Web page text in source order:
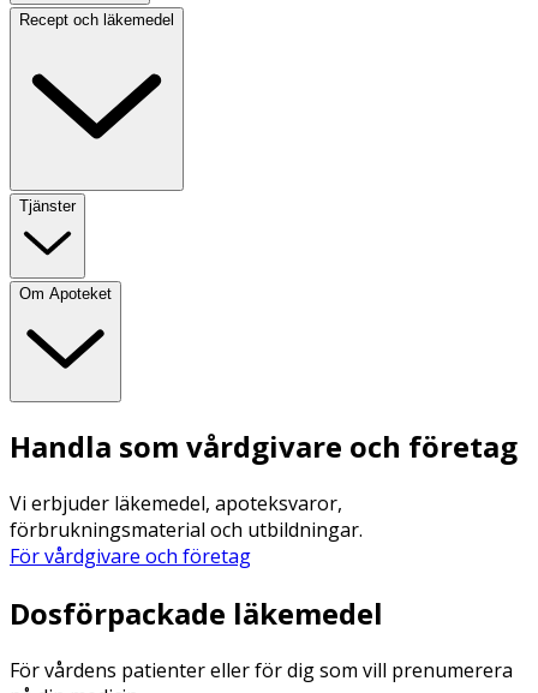
Recept och läkemedel
Tjänster
Om Apoteket
Handla som vårdgivare och företag
Vi erbjuder läkemedel, apoteksvaror,
förbrukningsmaterial och utbildningar.
För vårdgivare och företag
Dosförpackade läkemedel
För vårdens patienter eller för dig som vill prenumerera